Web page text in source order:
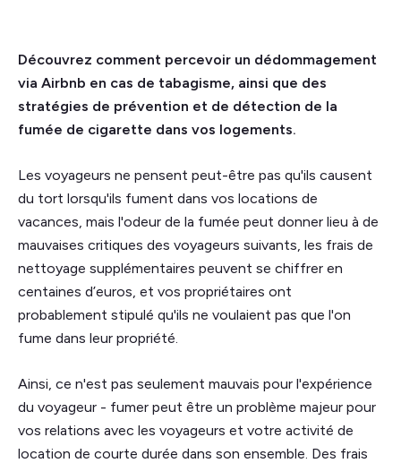
Découvrez comment percevoir un dédommagement
via Airbnb en cas de tabagisme, ainsi que des
stratégies de prévention et de détection de la
fumée de cigarette dans vos logements.
Les voyageurs ne pensent peut-être pas qu'ils causent
du tort lorsqu'ils fument dans vos locations de
vacances, mais l'odeur de la fumée peut donner lieu à de
mauvaises critiques des voyageurs suivants, les frais de
nettoyage supplémentaires peuvent se chiffrer en
centaines d’euros, et vos propriétaires ont
probablement stipulé qu'ils ne voulaient pas que l'on
fume dans leur propriété.
Ainsi, ce n'est pas seulement mauvais pour l'expérience
du voyageur - fumer peut être un problème majeur pour
vos relations avec les voyageurs et votre activité de
location de courte durée dans son ensemble. Des frais